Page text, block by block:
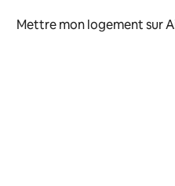
Mettre mon logement sur